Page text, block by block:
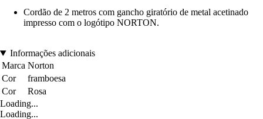
Cordão de 2 metros com gancho giratório de metal acetinado
impresso com o logótipo NORTON.
Informações adicionais
Marca Norton
Cor
framboesa
Cor
Rosa
Loading...
Loading...